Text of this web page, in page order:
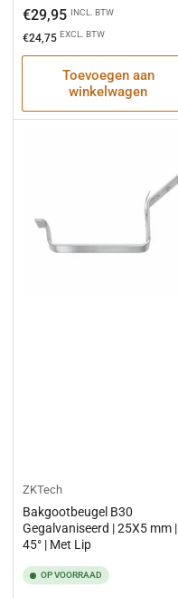
Normale
prijs
€29,95 INCL. BTW
€24,75 EXCL. BTW
Toevoegen aan
winkelwagen
ZKTech
Bakgootbeugel B30
Gegalvaniseerd | 25X5 mm |
45° | Met Lip
OP VOORRAAD